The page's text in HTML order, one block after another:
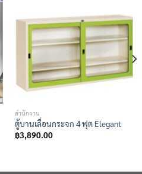
สำนักงาน
ตู้บานเลื่อนกระจก 4 ฟุต Elegant
฿3,890.00